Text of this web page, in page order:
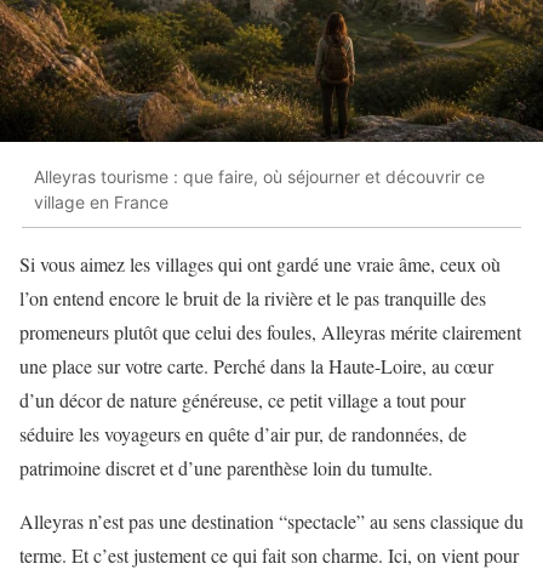
Alleyras tourisme : que faire, où séjourner et découvrir ce
village en France
Si vous aimez les villages qui ont gardé une vraie âme, ceux où
l’on entend encore le bruit de la rivière et le pas tranquille des
promeneurs plutôt que celui des foules, Alleyras mérite clairement
une place sur votre carte. Perché dans la Haute-Loire, au cœur
d’un décor de nature généreuse, ce petit village a tout pour
séduire les voyageurs en quête d’air pur, de randonnées, de
patrimoine discret et d’une parenthèse loin du tumulte.
Alleyras n’est pas une destination “spectacle” au sens classique du
terme. Et c’est justement ce qui fait son charme. Ici, on vient pour